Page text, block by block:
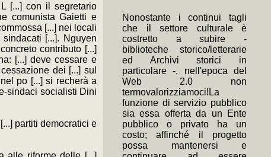
[...] con il segretario
comunista Gaietti e
[...] nei locali
[...]. Nguyen
contributo [...]
[...] deve cessare e
dei [...] sul
po [...] si recherà a
sindaci socialisti Dini
partiti democratici e
Nonostante i continui tagli
che il settore culturale è
costretto a subire -
biblioteche storico/letterarie
ed Archivi storici in
particolare -, nell'epoca del
Web 2.0 non
termovalorizziamoci!La
funzione di servizio pubblico
sia essa offerta da un Ente
pubblico o privato ha un
costo; affinché il progetto
possa mantenersi e